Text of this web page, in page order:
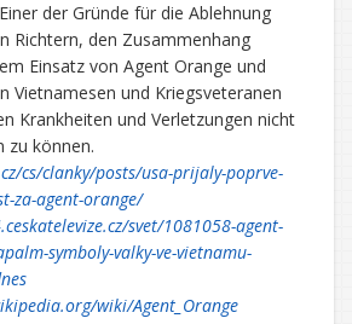
der Gründe für die Ablehnung
Richtern, den Zusammenhang
Einsatz von Agent Orange und
Vietnamesen und Kriegsveteranen
Krankheiten und Verletzungen nicht
zu können.
cs/clanky/posts/usa-prijaly-poprve-
za-agent-orange/
svet/1081058-agent-
symboly-valky-ve-vietnamu-
wiki/Agent_Orange